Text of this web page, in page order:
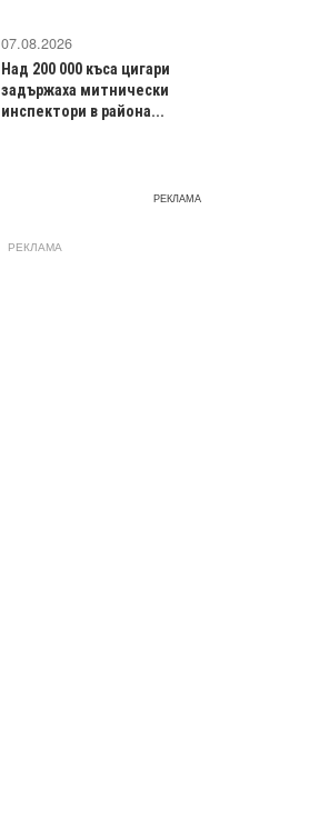
07.08.2026
Над 200 000 къса цигари
задържаха митнически
инспектори в района...
РЕКЛАМА
РЕКЛАМА